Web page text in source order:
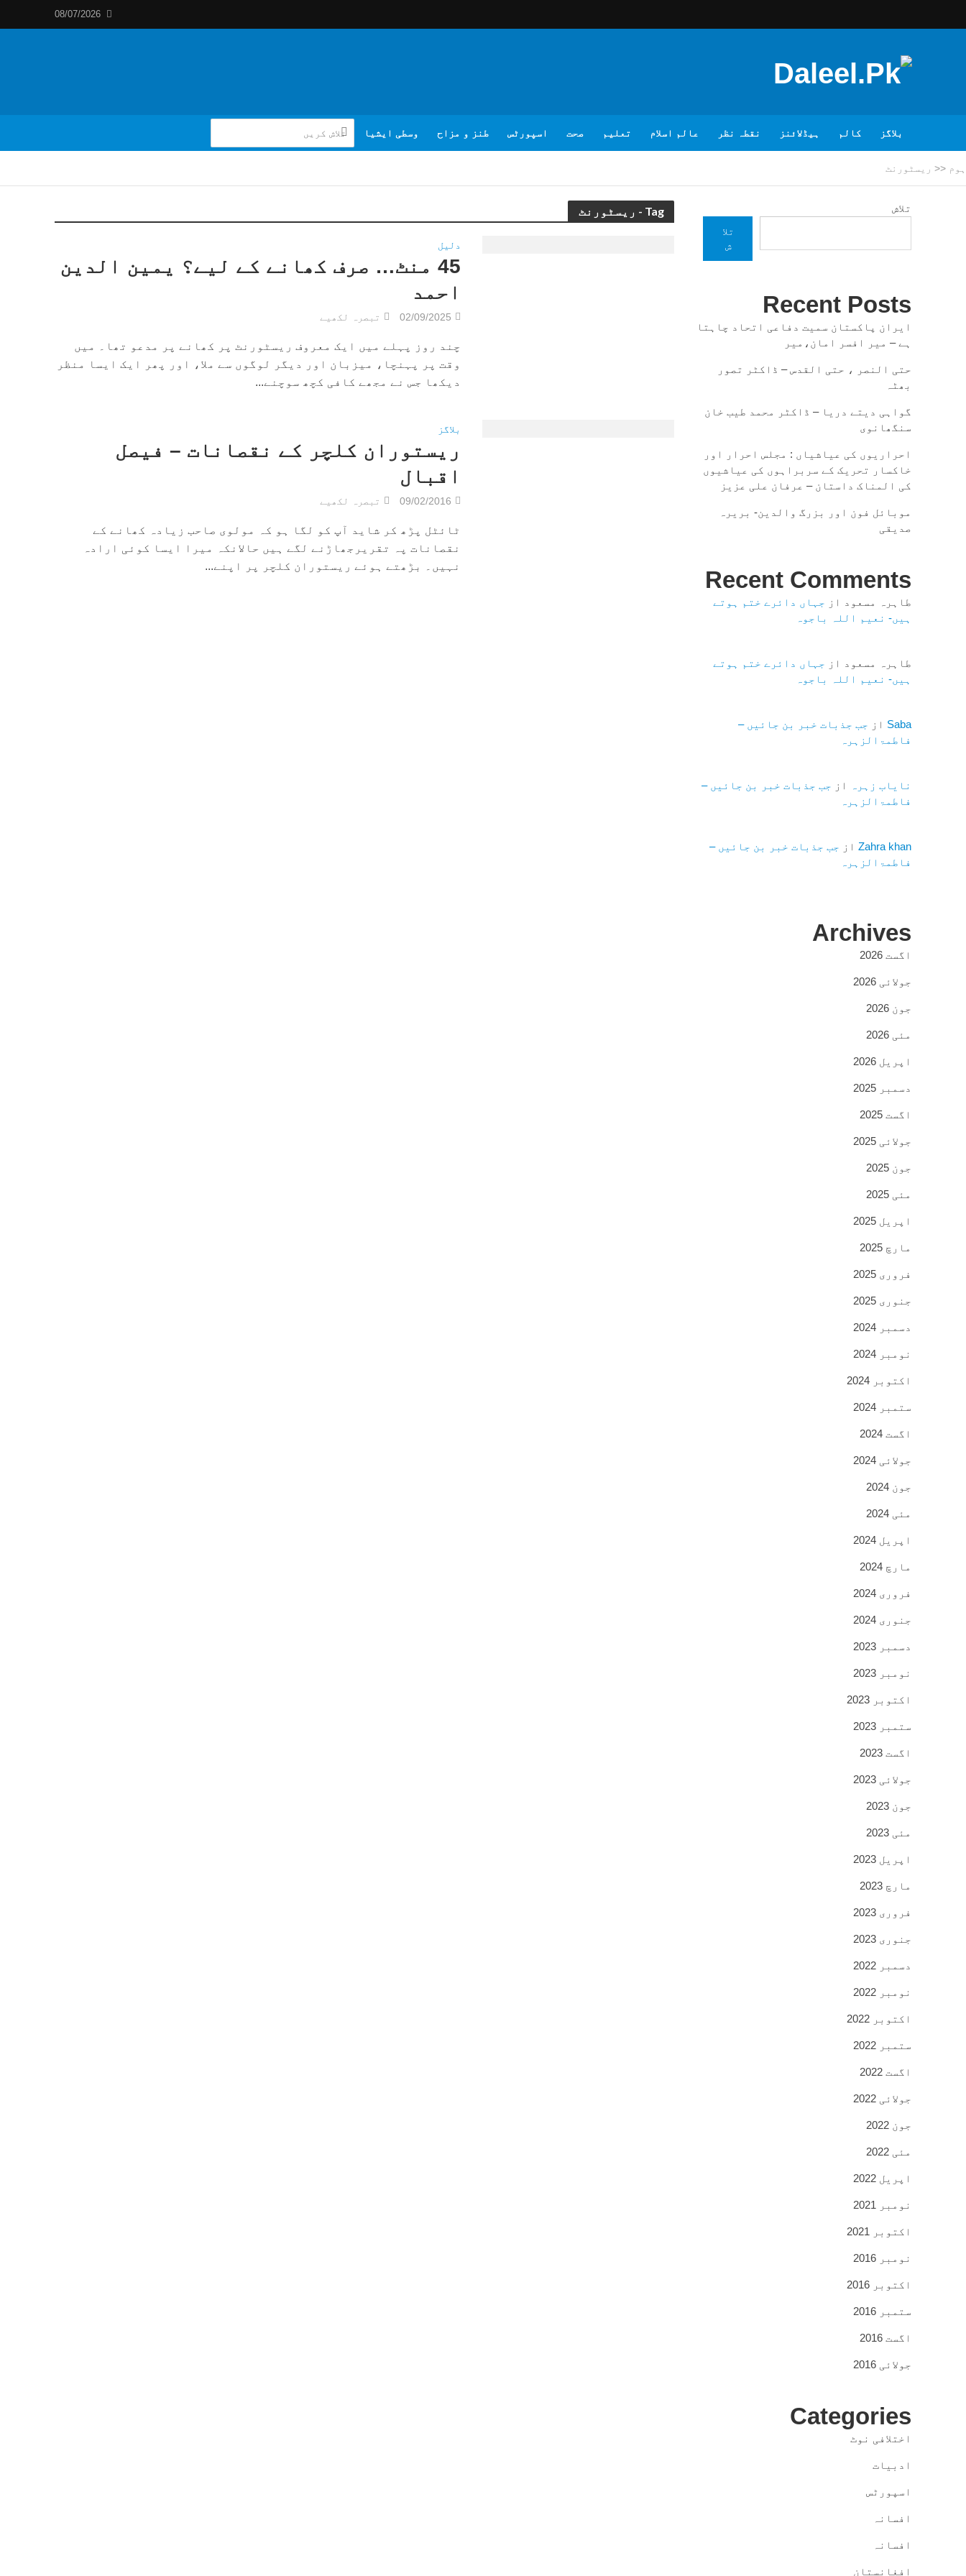
08/07/2026
بلاگز کالم ہیڈلائنز نقطہ نظر عالم اسلام تعلیم صحت اسپورٹس طنز و مزاح وسطی ایشیا
ہوم << ریسٹورنٹ
Tag - ریسٹورنٹ
دلیل
45 منٹ… صرف کھانے کے لیے؟ یمین الدین
احمد
02/09/2025 تبصرہ لکھیے
چند روز پہلے میں ایک معروف ریسٹورنٹ پر کھانے پر مدعو تھا۔ میں
وقت پر پہنچا، میزبان اور دیگر لوگوں سے ملا، اور پھر ایک ایسا منظر
دیکھا جس نے مجھے کافی کچھ سوچنے...
بلاگز
ریستوران کلچر کے نقصانات – فیصل
اقبال
09/02/2016 تبصرہ لکھیے
ٹائٹل پڑھ کر شاید آپ کو لگا ہو کہ مولوی صاحب زیادہ کھانے کے
نقصانات پہ تقریرجھاڑنے لگے ہیں حالانکہ میرا ایسا کوئی ارادہ
نہیں۔ بڑھتے ہوئے ریستوران کلچر پر اپنے...
تلاش
تلا
ش
Recent Posts
ایران پاکستان سمیت دفاعی اتحاد چاہتا
ہے – میر افسر امان،میر
حتی النصر ، حتی القدس – ڈاکٹر تصور
بھٹہ
گواہی دیتے دریا – ڈاکٹر محمد طیب خان
سنگھانوی
احراریوں کی عیاشیاں : مجلس احرار اور
خاکسار تحریک کے سربراہوں کی عیاشیوں
کی المناک داستان – عرفان علی عزیز
موبائل فون اور بزرگ والدین- بریرہ
صدیقی
Recent Comments
طاہرہ مسعود از جہاں دائرے ختم ہوتے
ہیں- نعیم اللہ باجوہ
طاہرہ مسعود از جہاں دائرے ختم ہوتے
ہیں- نعیم اللہ باجوہ
Saba از جب جذبات خبر بن جائیں –
فاطمۃالزہرہ
نایاب زہرہ از جب جذبات خبر بن جائیں –
فاطمۃالزہرہ
Zahra khanاز جب جذبات خبر بن جائیں –
فاطمۃالزہرہ
Archives
اگست 2026
جولائی 2026
جون 2026
مئی 2026
اپریل 2026
دسمبر 2025
اگست 2025
جولائی 2025
جون 2025
مئی 2025
اپریل 2025
مارچ 2025
فروری 2025
جنوری 2025
دسمبر 2024
نومبر 2024
اکتوبر 2024
ستمبر 2024
اگست 2024
جولائی 2024
جون 2024
مئی 2024
اپریل 2024
مارچ 2024
فروری 2024
جنوری 2024
دسمبر 2023
نومبر 2023
اکتوبر 2023
ستمبر 2023
اگست 2023
جولائی 2023
جون 2023
مئی 2023
اپریل 2023
مارچ 2023
فروری 2023
جنوری 2023
دسمبر 2022
نومبر 2022
اکتوبر 2022
ستمبر 2022
اگست 2022
جولائی 2022
جون 2022
مئی 2022
اپریل 2022
نومبر 2021
اکتوبر 2021
نومبر 2016
اکتوبر 2016
ستمبر 2016
اگست 2016
جولائی 2016
Categories
اختلافی نوٹ
ادبیات
اسپورٹس
افسانہ
افسانہ
افغانستان